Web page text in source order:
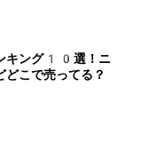
キング10選！ニ
どこで売ってる？